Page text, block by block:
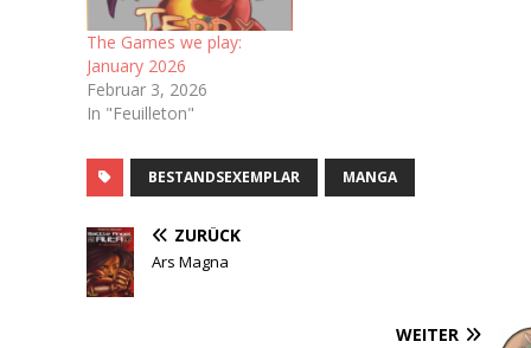
The Games we play:
January 2026
Februar 3, 2026
In "Feuilleton"
BESTANDSEXEMPLAR MANGA
ZURÜCK
Ars Magna
WEITER